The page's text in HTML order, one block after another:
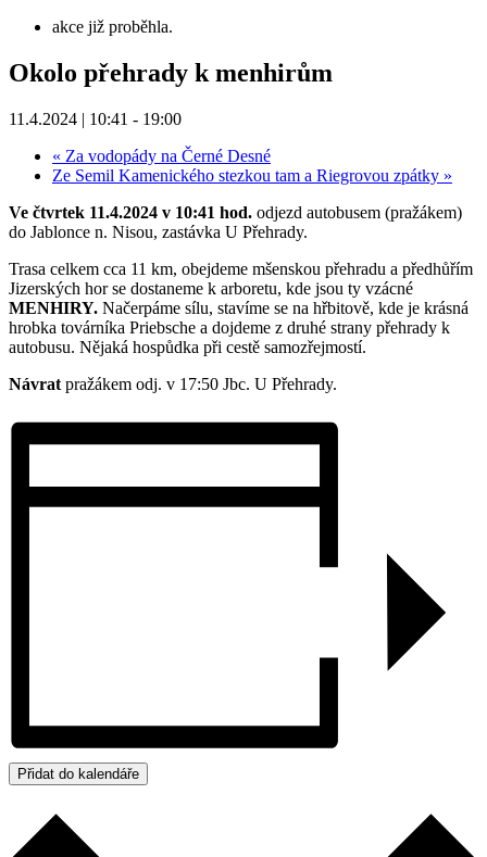
akce již proběhla.
Okolo přehrady k menhirům
11.4.2024 | 10:41 - 19:00
« Za vodopády na Černé Desné
Ze Semil Kamenického stezkou tam a Riegrovou zpátky »
Ve čtvrtek 11.4.2024 v 10:41 hod. odjezd autobusem (pražákem)
do Jablonce n. Nisou, zastávka U Přehrady.
Trasa celkem cca 11 km, obejdeme mšenskou přehradu a předhůřím
Jizerských hor se dostaneme k arboretu, kde jsou ty vzácné
MENHIRY. Načerpáme sílu, stavíme se na hřbitově, kde je krásná
hrobka továrníka Priebsche a dojdeme z druhé strany přehrady k
autobusu. Nějaká hospůdka při cestě samozřejmostí.
Návrat pražákem odj. v 17:50 Jbc. U Přehrady.
Přidat do kalendáře